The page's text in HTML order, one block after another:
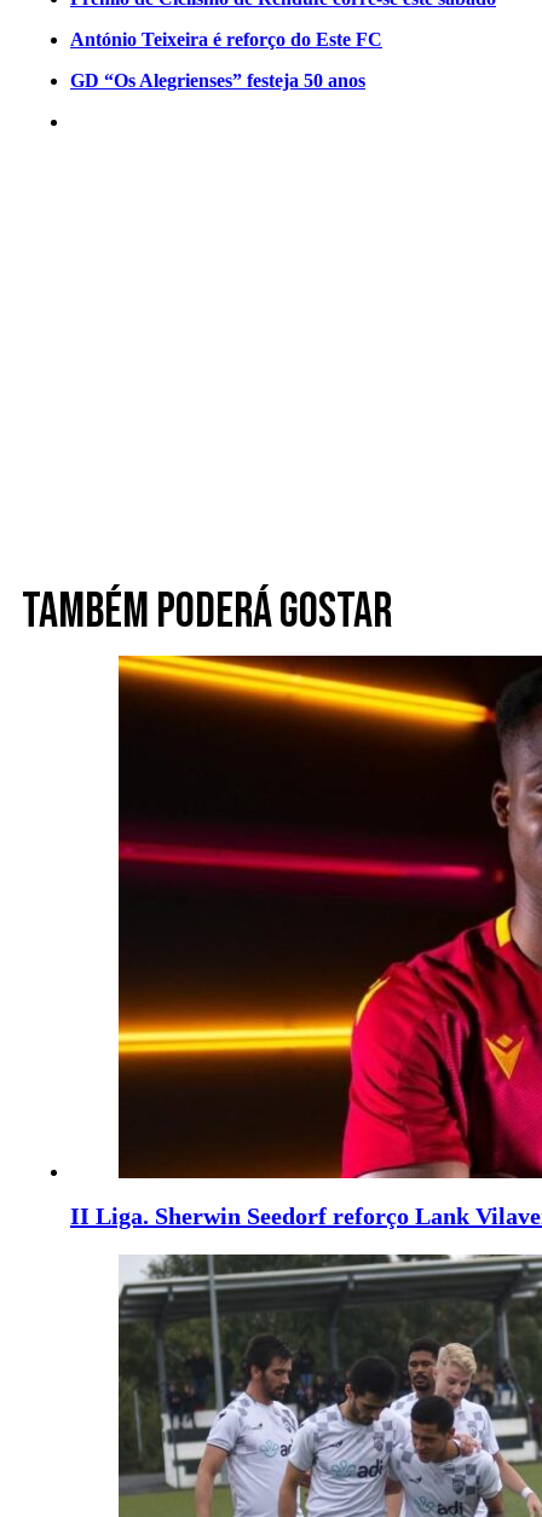
António Teixeira é reforço do Este FC
GD “Os Alegrienses” festeja 50 anos
Também poderá gostar
II Liga. Sherwin Seedorf reforço Lank